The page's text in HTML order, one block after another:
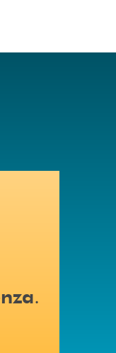
alla pagina della
.